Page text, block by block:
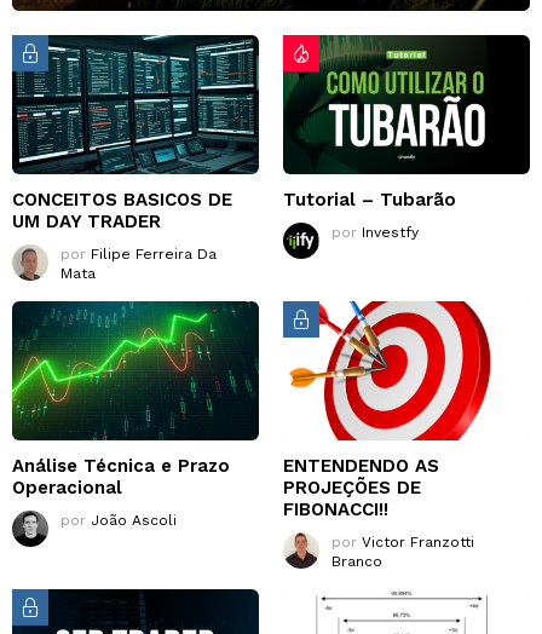
CONCEITOS BASICOS DE
UM DAY TRADER
por Filipe Ferreira Da
Mata
Tutorial – Tubarão
por Investfy
Análise Técnica e Prazo
Operacional
por João Ascoli
ENTENDENDO AS
PROJEÇÕES DE
FIBONACCI!!
por Victor Franzotti
Branco